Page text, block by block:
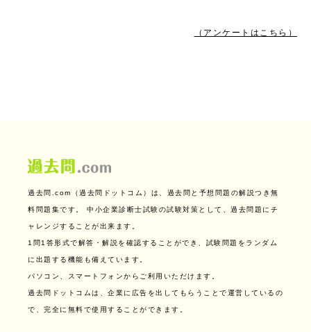
（アンケートはこちら）
過去問.com（過去問ドットコム）は、過去問と予想問題の解説つき無
料問題集です。 中小企業診断士試験の試験対策として、過去問題にチ
ャレンジすることが出来ます。
1問1答形式で解答・解説を確認することができ、試験問題をランダム
に出題する機能も備えています。
パソコン、スマートフォンからご利用いただけます。
過去問ドットコムは、企業に広告を出してもらうことで運営しているの
で、完全に無料で使用することができます。